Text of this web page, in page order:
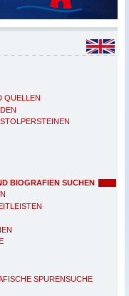
QUELLEN
BIOGRAFIEN SUCHEN
SPURENSUCHE